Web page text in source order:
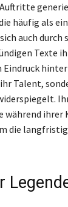
häufig als
auch
Texte
Eindruck
Talent,
die